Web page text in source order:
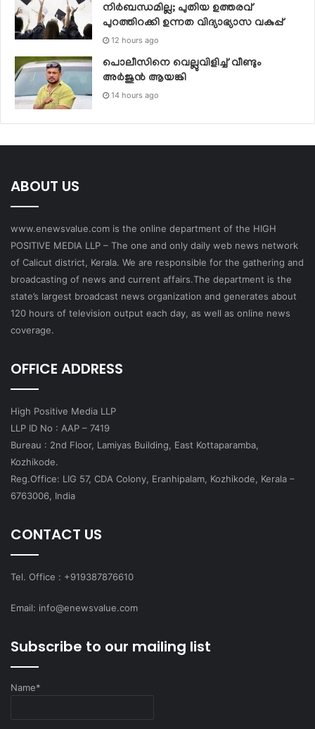
നിര്‍ബന്ധമില്ല; പുതിയ ഉത്തരവ്
പുറത്തിറക്കി ഉന്നത വിദ്യാഭ്യാസ വകുപ്പ്
12 hours ago
പൊലീസിനെ വെല്ലുവിളിച്ച് വീണ്ടും
അർജുൻ ആയങ്കി
14 hours ago
ABOUT US
www.enewsvalue.com is the online department of the HIGH
POSITIVE MEDIA LLP – The one and only daily web news network
of Calicut district, Kerala. We are responsible for the gathering and
broadcasting of news and current affairs.The department is the
state’s largest broadcast news organization and generates about
120 hours of television output each day, as well as online news
coverage.
OFFICE ADDRESS
High Positive Media LLP
LLP ID No : AAP – 7419
Bureau : 2nd Floor, Lamiyas Building, East Kottaparamba,
Kozhikode.
Reg.Office: LIG 57, CDA Colony, Eranhipalam, Kozhikode, Kerala –
6763006, India
CONTACT US
Tel. Office : +919387876610
Email: info@enewsvalue.com
Subscribe to our mailing list
Name*